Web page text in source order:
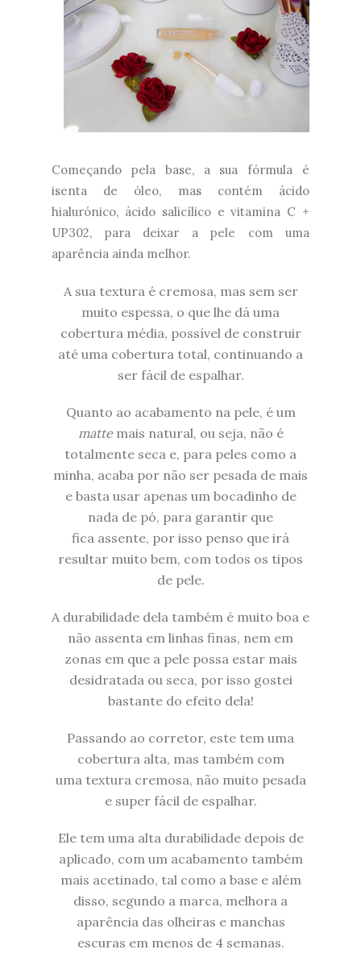
Começando pela base, a sua fórmula é
isenta de óleo, mas contém ácido
hialurónico, ácido salicílico e vitamina C +
UP302, para deixar a pele com uma
aparência ainda melhor.
A sua textura é cremosa, mas sem ser
muito espessa, o que lhe dá uma
cobertura média, possível de construir
até uma cobertura total, continuando a
ser fácil de espalhar.
Quanto ao acabamento na pele, é um
matte mais natural, ou seja, não é
totalmente seca e, para peles como a
minha, acaba por não ser pesada de mais
e basta usar apenas um bocadinho de
nada de pó, para garantir que
fica assente, por isso penso que irá
resultar muito bem, com todos os tipos
de pele.
A durabilidade dela também é muito boa e
não assenta em linhas finas, nem em
zonas em que a pele possa estar mais
desidratada ou seca, por isso gostei
bastante do efeito dela!
Passando ao corretor, este tem uma
cobertura alta, mas também com
uma textura cremosa, não muito pesada
e super fácil de espalhar.
Ele tem uma alta durabilidade depois de
aplicado, com um acabamento também
mais acetinado, tal como a base e além
disso, segundo a marca, melhora a
aparência das olheiras e manchas
escuras em menos de 4 semanas.